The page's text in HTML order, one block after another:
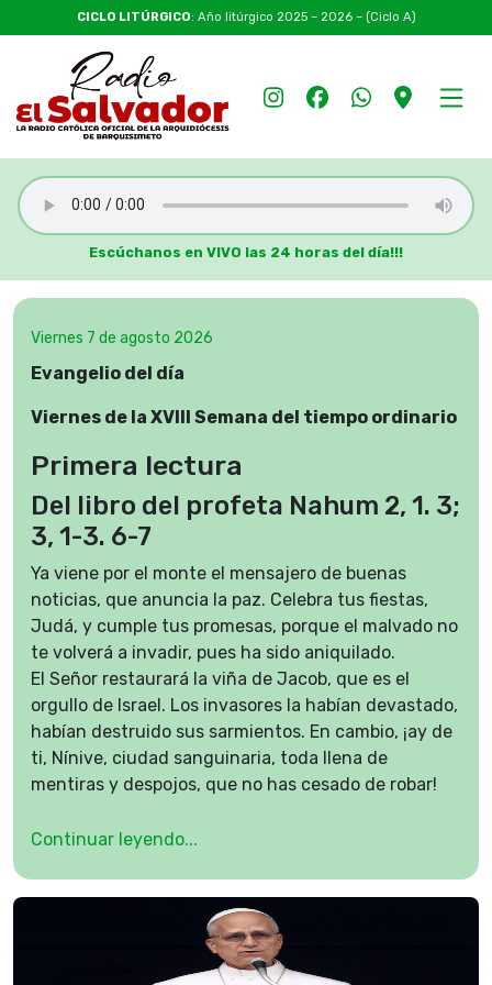
CICLO LITÚRGICO: Año litúrgico 2025 – 2026 – (Ciclo A)
Escúchanos en VIVO las 24 horas del día!!!
Viernes 7 de agosto 2026
Evangelio del día
Viernes de la XVIII Semana del tiempo ordinario
Primera lectura
Del libro del profeta Nahum 2, 1. 3;
3, 1-3. 6-7
Ya viene por el monte el mensajero de buenas
noticias, que anuncia la paz. Celebra tus fiestas,
Judá, y cumple tus promesas, porque el malvado no
te volverá a invadir, pues ha sido aniquilado.
El Señor restaurará la viña de Jacob, que es el
orgullo de Israel. Los invasores la habían devastado,
habían destruido sus sarmientos. En cambio, ¡ay de
ti, Nínive, ciudad sanguinaria, toda llena de
mentiras y despojos, que no has cesado de robar!
las ruedas, los caballos que galopan, los carros que
la multitud de heridos y los montones de muertos,
la interminable cantidad de cadáveres con los que
uno se tropieza. Arrojaré inmundicias sobre ti, te
Continuar leyendo...